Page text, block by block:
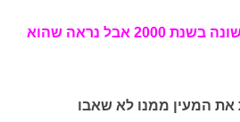
מאמר זה פורסם לראשונה בשנת 2000 אבל נראה שהוא
המעין ממנו לא שאבו